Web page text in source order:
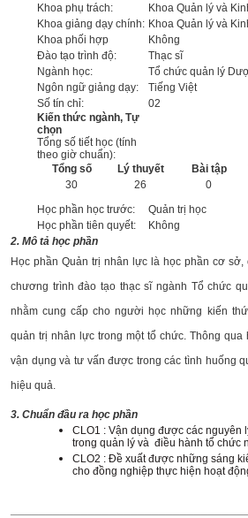
Khoa phụ trách:
Khoa Quản lý và
Khoa giảng dạy chính: Khoa Quản lý và
Khoa phối hợp
Không
Đào tạo trình độ:
Thạc sĩ
Ngành học:
Tổ chức quản lý
Ngôn ngữ giảng dạy:
Tiếng Việt
Số tín chỉ:
02
Kiến thức ngành, Tự
chọn
Tổng số tiết học (tính
theo giờ chuẩn):
Tổng số
Lý thuyết Bài tập
30
26 0
Học phần học trước:
Quản trị học
Học phần tiên quyết:
Không
2. Mô tả học phần
Học phần Quản trị nhân lực là học phần cơ
chương trình đào tạo thạc sĩ ngành Tổ chức
nhằm cung cấp cho người học những kiến
quản trị nhân lực trong một tổ chức. Thông
vận dụng và tư vấn được trong các tình huống
hiệu quả.
3. Chuẩn đầu ra học phần
CLO1 : Vận dụng được các nguyên
trong quản lý và điều hành tổ chức
CLO2 : Đề xuất được những sáng
cho đồng nghiệp thực hiện hoạt